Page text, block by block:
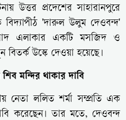
উত্তর প্রদেশের সাহারানপুরে
বিদ্যাপীঠ 'দারুল উলুম দেওবন্দ'
এলাকার একটি মসজিদ ও
বিতর্ক উস্কে দেওয়া হয়েছে।
মন্দির থাকার দাবি
নেতা ললিত শর্মা সম্প্রতি এক
করেছেন। তার মতে, দেওবন্দ